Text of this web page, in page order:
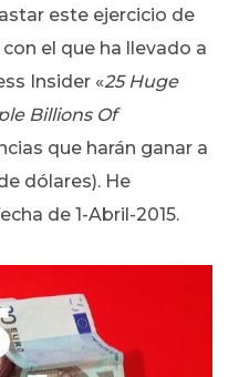
este ejercicio de
el que ha llevado a
Insider «25 Huge
Billions Of
que harán ganar a
dólares). He
de 1-Abril-2015.